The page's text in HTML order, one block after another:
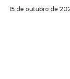
15 de outubro de